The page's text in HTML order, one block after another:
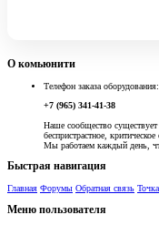
О комьюнити
Телефон заказа оборудования:
+7 (965) 341-41-38
Наше сообщество
беспристрастное,
Мы работаем каждый день,
Быстрая навигация
Главная Форумы Обратная связь
Меню пользователя